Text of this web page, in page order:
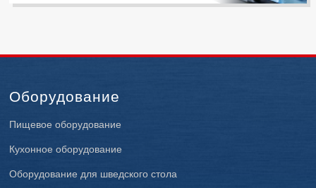
Оборудование
Пищевое оборудование
Кухонное оборудование
Оборудование для шведского стола